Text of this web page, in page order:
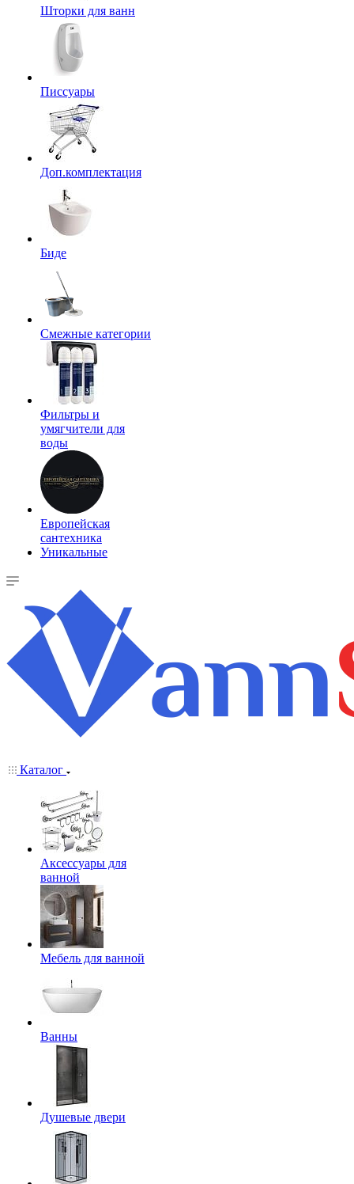
Шторки для ванн
Писсуары
Доп.комплектация
Биде
Смежные категории
Фильтры и
умягчители для
воды
Европейская
сантехника
Уникальные
Каталог
Аксессуары для
ванной
Мебель для ванной
Ванны
Душевые двери